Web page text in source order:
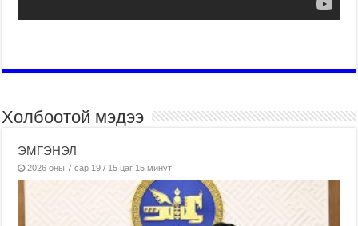
Холбоотой мэдээ
ЭМГЭНЭЛ
2026 оны 7 сар 19 / 15 цаг 15 минут